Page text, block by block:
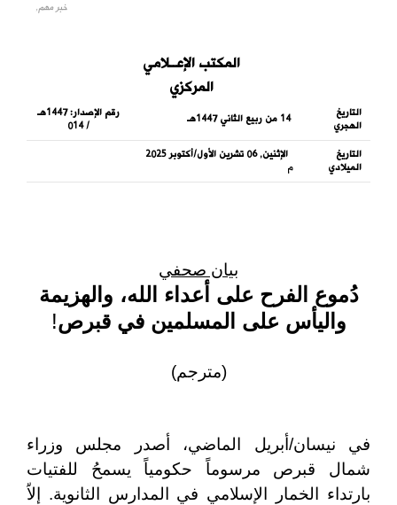
خبر مهم,
المكتب الإعــلامي
المركزي
التاريخ
الهجري
14 من ربيع الثاني 1447هـ
رقم الإصدار:
1447هـ
/ 014
التاريخ
الميلادي
الإثنين, 06 تشرين الأول/أكتوبر 2025
م
بيان صحفي
دُموع الفرح على أعداء الله، والهزيمة
واليأس على المسلمين في قبرص!
(مترجم)
في نيسان/أبريل الماضي، أصدر مجلس وزراء
شمال قبرص مرسوماً حكومياً يسمحُ للفتيات
بارتداء الخمار الإسلامي في المدارس الثانوية. إلاّ